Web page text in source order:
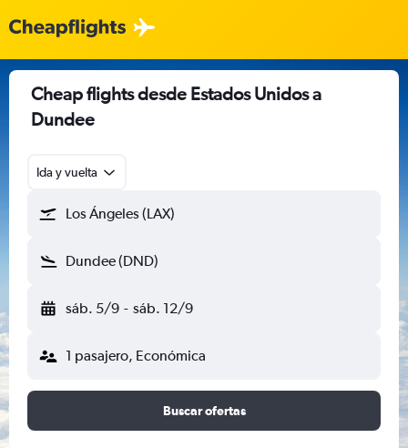
Cheap flights desde Estados Unidos a
Dundee
Ida y vuelta
Los Ángeles (LAX)
Dundee (DND)
sáb. 5/9 - sáb. 12/9
1 pasajero, Económica
Buscar ofertas